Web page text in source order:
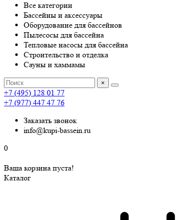
Все категории
Бассейны и аксессуары
Оборудование для бассейнов
Пылесосы для бассейна
Тепловые насосы для бассейна
Строительство и отделка
Сауны и хаммамы
×
+7 (495) 128 01 77
+7 (977) 447 47 76
Заказать звонок
info@kupi-bassein.ru
0
Ваша корзина пуста!
Каталог